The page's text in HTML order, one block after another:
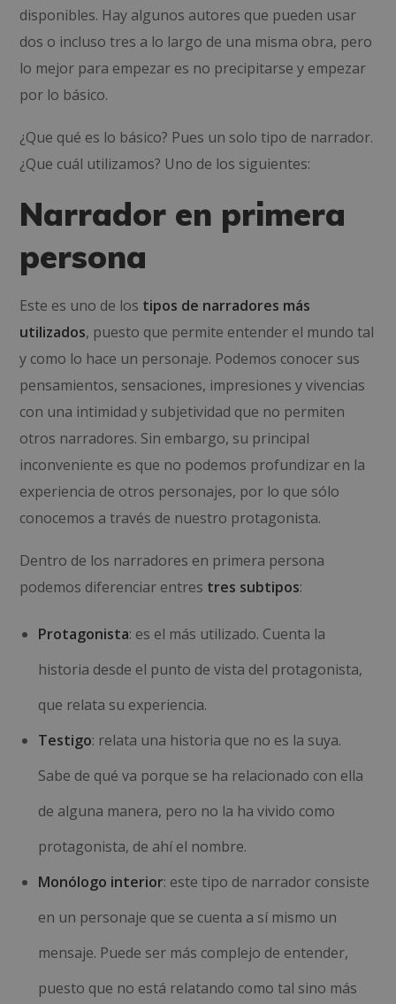
disponibles. Hay algunos autores que pueden usar
dos o incluso tres a lo largo de una misma obra, pero
lo mejor para empezar es no precipitarse y empezar
por lo básico.
¿Que qué es lo básico? Pues un solo tipo de narrador.
¿Que cuál utilizamos? Uno de los siguientes:
Narrador en primera
persona
Este es uno de los tipos de narradores más
utilizados, puesto que permite entender el mundo tal
y como lo hace un personaje. Podemos conocer sus
pensamientos, sensaciones, impresiones y vivencias
con una intimidad y subjetividad que no permiten
otros narradores. Sin embargo, su principal
inconveniente es que no podemos profundizar en la
experiencia de otros personajes, por lo que sólo
conocemos a través de nuestro protagonista.
Dentro de los narradores en primera persona
podemos diferenciar entres tres subtipos:
Protagonista: es el más utilizado. Cuenta la
historia desde el punto de vista del protagonista,
que relata su experiencia.
Testigo: relata una historia que no es la suya.
Sabe de qué va porque se ha relacionado con ella
de alguna manera, pero no la ha vivido como
protagonista, de ahí el nombre.
Monólogo interior: este tipo de narrador consiste
en un personaje que se cuenta a sí mismo un
mensaje. Puede ser más complejo de entender,
puesto que no está relatando como tal sino más